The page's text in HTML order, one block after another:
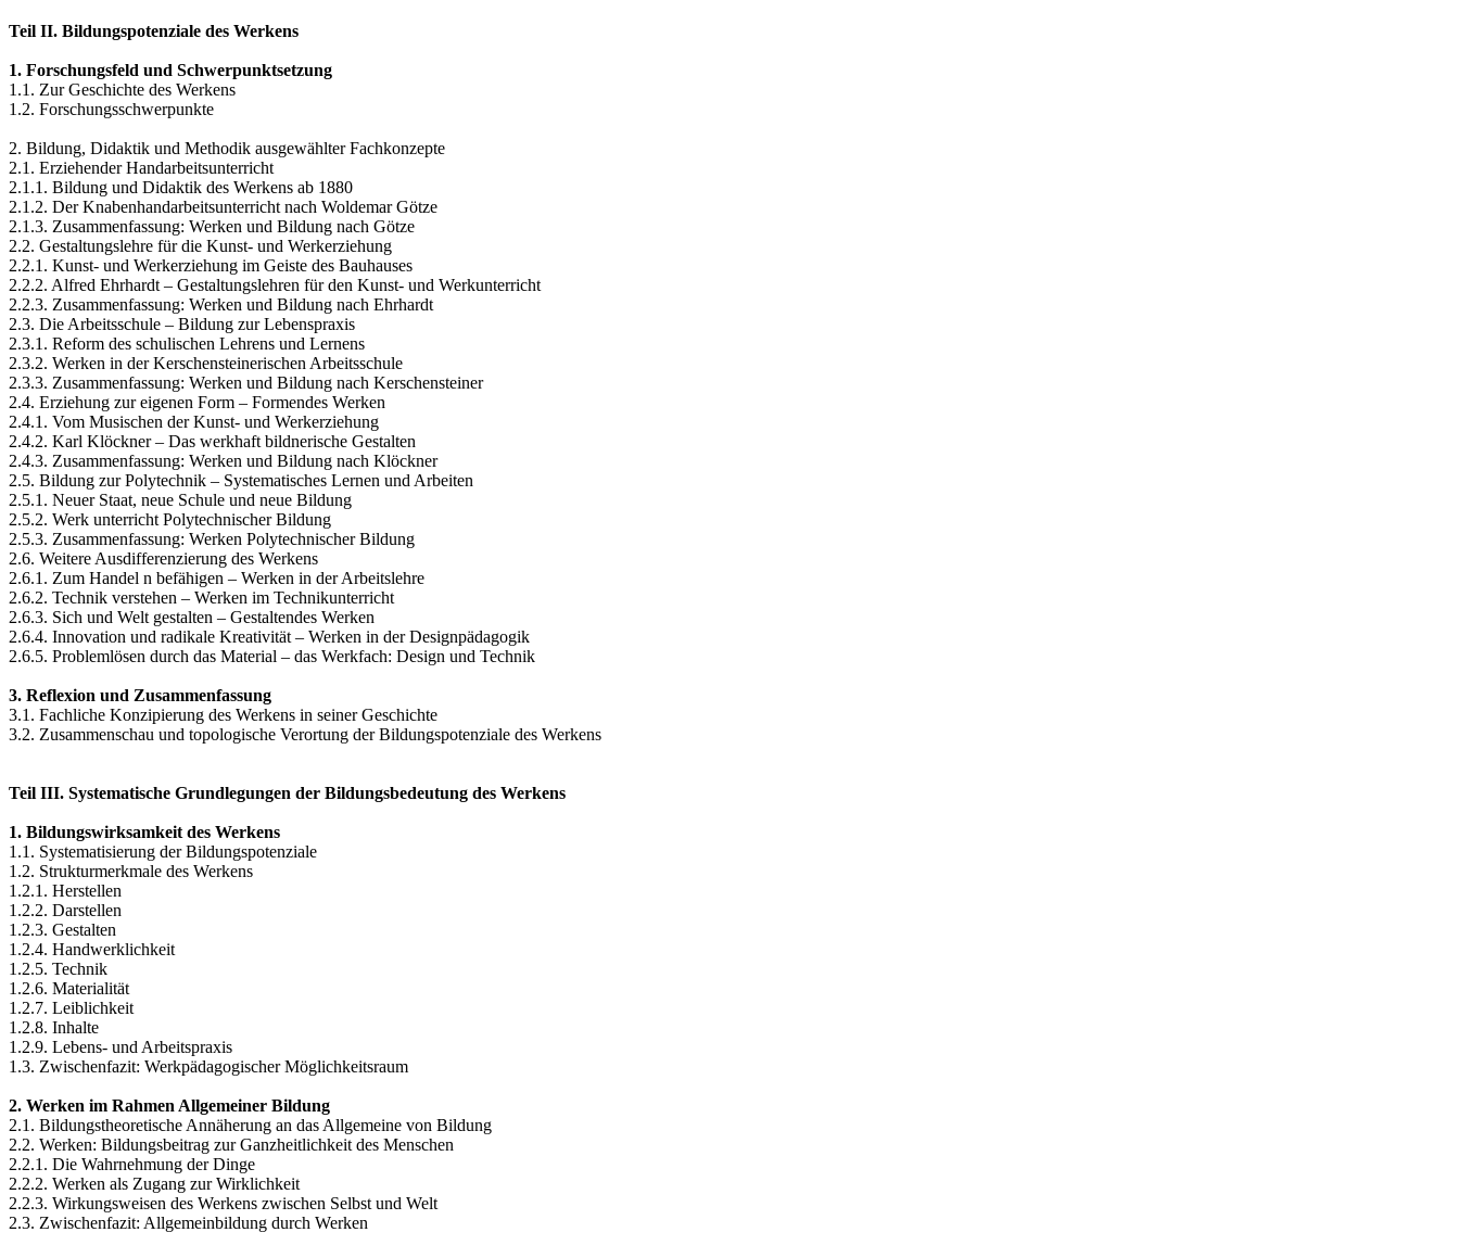
Teil II. Bildungspotenziale des Werkens
1. Forschungsfeld und Schwerpunktsetzung
1.1. Zur Geschichte des Werkens
1.2. Forschungsschwerpunkte
2. Bildung, Didaktik und Methodik ausgewählter Fachkonzepte
2.1. Erziehender Handarbeitsunterricht
2.1.1. Bildung und Didaktik des Werkens ab 1880
2.1.2. Der Knabenhandarbeitsunterricht nach Woldemar Götze
2.1.3. Zusammenfassung: Werken und Bildung nach Götze
2.2. Gestaltungslehre für die Kunst- und Werkerziehung
2.2.1. Kunst- und Werkerziehung im Geiste des Bauhauses
2.2.2. Alfred Ehrhardt – Gestaltungslehren für den Kunst- und Werkunterricht
2.2.3. Zusammenfassung: Werken und Bildung nach Ehrhardt
2.3. Die Arbeitsschule – Bildung zur Lebenspraxis
2.3.1. Reform des schulischen Lehrens und Lernens
2.3.2. Werken in der Kerschensteinerischen Arbeitsschule
2.3.3. Zusammenfassung: Werken und Bildung nach Kerschensteiner
2.4. Erziehung zur eigenen Form – Formendes Werken
2.4.1. Vom Musischen der Kunst- und Werkerziehung
2.4.2. Karl Klöckner – Das werkhaft bildnerische Gestalten
2.4.3. Zusammenfassung: Werken und Bildung nach Klöckner
2.5. Bildung zur Polytechnik – Systematisches Lernen und Arbeiten
2.5.1. Neuer Staat, neue Schule und neue Bildung
2.5.2. Werk unterricht Polytechnischer Bildung
2.5.3. Zusammenfassung: Werken Polytechnischer Bildung
2.6. Weitere Ausdifferenzierung des Werkens
2.6.1. Zum Handel n befähigen – Werken in der Arbeitslehre
2.6.2. Technik verstehen – Werken im Technikunterricht
2.6.3. Sich und Welt gestalten – Gestaltendes Werken
2.6.4. Innovation und radikale Kreativität – Werken in der Designpädagogik
2.6.5. Problemlösen durch das Material – das Werkfach: Design und Technik
3. Reflexion und Zusammenfassung
3.1. Fachliche Konzipierung des Werkens in seiner Geschichte
3.2. Zusammenschau und topologische Verortung der Bildungspotenziale des Werkens
Teil III. Systematische Grundlegungen der Bildungsbedeutung des Werkens
1. Bildungswirksamkeit des Werkens
1.1. Systematisierung der Bildungspotenziale
1.2. Strukturmerkmale des Werkens
1.2.1. Herstellen
1.2.2. Darstellen
1.2.3. Gestalten
1.2.4. Handwerklichkeit
1.2.5. Technik
1.2.6. Materialität
1.2.7. Leiblichkeit
1.2.8. Inhalte
1.2.9. Lebens- und Arbeitspraxis
1.3. Zwischenfazit: Werkpädagogischer Möglichkeitsraum
2. Werken im Rahmen Allgemeiner Bildung
2.1. Bildungstheoretische Annäherung an das Allgemeine von Bildung
2.2. Werken: Bildungsbeitrag zur Ganzheitlichkeit des Menschen
2.2.1. Die Wahrnehmung der Dinge
2.2.2. Werken als Zugang zur Wirklichkeit
2.2.3. Wirkungsweisen des Werkens zwischen Selbst und Welt
2.3. Zwischenfazit: Allgemeinbildung durch Werken